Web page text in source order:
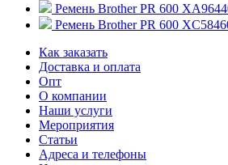
Ремень Brother PR 600
Ремень Brother PR 600
Как заказать
Доставка и оплата
Опт
О компании
Наши услуги
Мероприятия
Статьи
Адреса и телефоны